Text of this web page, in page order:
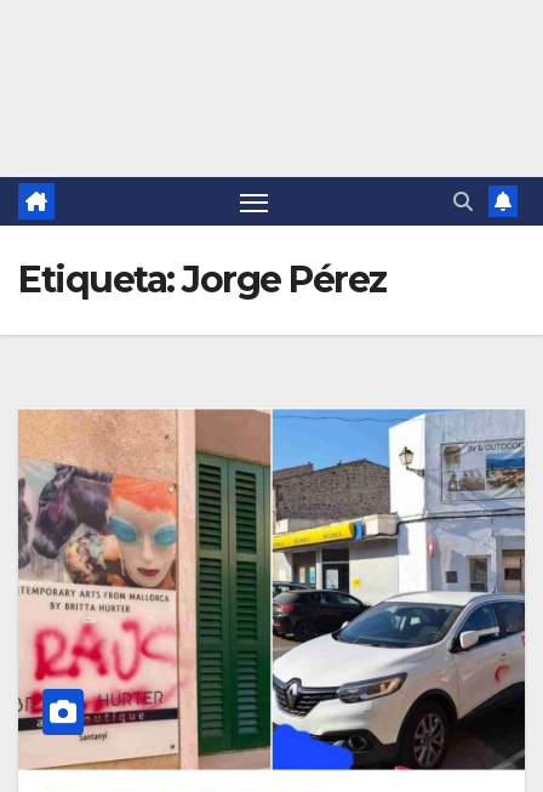
Etiqueta:Jorge Pérez